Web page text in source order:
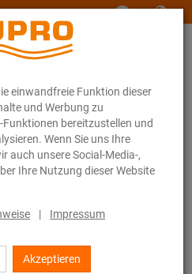
einwandfreie Funktion dieser
und Werbung zu
bereitzustellen und
Wenn Sie uns Ihre
auch unsere Social-Media-,
Ihre Nutzung dieser Website
| Impressum
Akzeptieren
Sprinklerbefestigung
Sechskantmuttern